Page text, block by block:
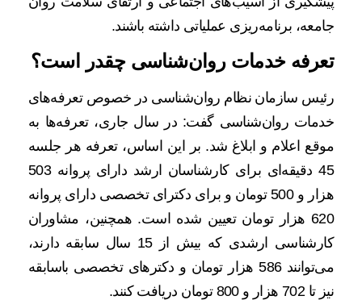
جامعه، برنامه‌ریزی عملیاتی داشته باشند.
تعرفه خدمات روان‌شناسی چقدر است؟
رئیس سازمان نظام روان‌شناسی در خصوص تعرفه‌های
خدمات روان‌شناسی گفت: در سال جاری، تعرفه‌ها به
موقع اعلام و ابلاغ شد. بر این اساس، تعرفه هر جلسه
45 دقیقه‌ای برای کارشناسان ارشد دارای پروانه 503
هزار و 500 تومان و برای دکترای تخصصی دارای پروانه
620 هزار تومان تعیین شده است. همچنین، مشاوران
کارشناسی ارشدی که بیش از 15 سال سابقه دارند،
می‌توانند 586 هزار تومان و دکترهای تخصصی باسابقه
نیز تا 702 هزار و 800 تومان دریافت کنند.